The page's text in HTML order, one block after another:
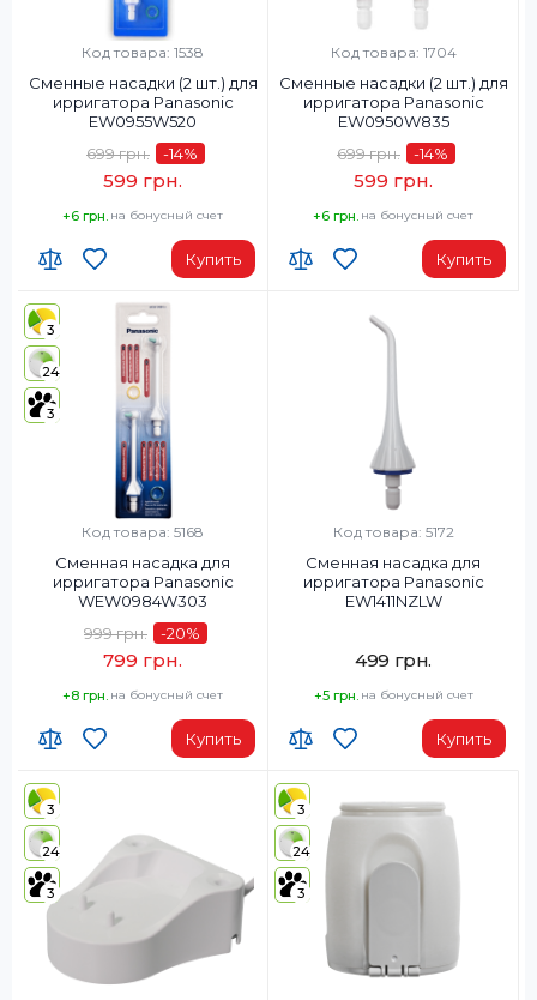
Код товара: 1538
Сменные насадки (2 шт.) для
ирригатора Panasonic
EW0955W520
599 грн.
699 грн. -14%
+6 грн. на бонусный счет
Купить
Код товара: 1704
Сменные насадки (2 шт.) для
ирригатора Panasonic
EW0950W835
599 грн.
699 грн. -14%
+6 грн. на бонусный счет
Купить
3
24
3
Код товара: 5168
Сменная насадка для
ирригатора Panasonic
WEW0984W303
799 грн.
999 грн. -20%
+8 грн. на бонусный счет
Купить
Код товара: 5172
Сменная насадка для
ирригатора Panasonic
EW1411NZLW
499 грн.
+5 грн. на бонусный счет
Купить
3
24
3
3
24
3